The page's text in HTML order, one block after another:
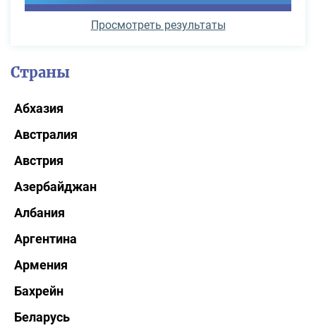
Просмотреть результаты
Страны
Абхазия
Австралия
Австрия
Азербайджан
Албания
Аргентина
Армения
Бахрейн
Беларусь